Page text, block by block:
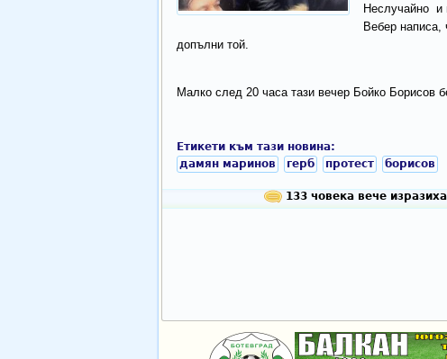
Неслучайно и
Вебер написа,
допълни той.
Малко след 20 часа тази вечер Бойко Борисов
Етикети към тази новина:
дамян маринов
герб протест борисов
133 човека вече